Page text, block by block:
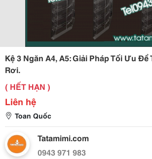
Kệ 3 Ngăn A4, A5: Giải Pháp Tối Ưu
Rơi.
( HẾT HẠN )
Liên hệ
Toan Quốc
Tatamimi.com
0943 971 983